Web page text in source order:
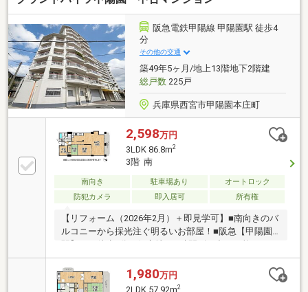
阪急電鉄甲陽線 甲陽園駅 徒歩4
分
その他の交通
築49年5ヶ月/地上13階地下2階建
総戸数225戸
兵庫県西宮市甲陽園本庄町
2,598万円
3LDK 86.8m2
3階 南
南向き 駐車場あり
オートロック
防犯カメラ
即入居可 所有権
【リフォーム（2026年2月）＋即見学可】■南向きのバ
ルコニーから採光注ぐ明るいお部屋！■阪急【甲陽園
毎日の日常生活も便利なマンション
1,980万円
2